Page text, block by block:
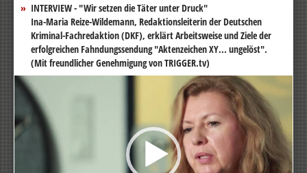
INTERVIEW - "Wir setzen die Täter unter Druck"
Ina-Maria Reize-Wildemann, Redaktionsleiterin der Deutschen
Kriminal-Fachredaktion (DKF), erklärt Arbeitsweise und Ziele der
erfolgreichen Fahndungssendung "Aktenzeichen XY... ungelöst".
(Mit freundlicher Genehmigung von TRIGGER.tv)
Video-
Player